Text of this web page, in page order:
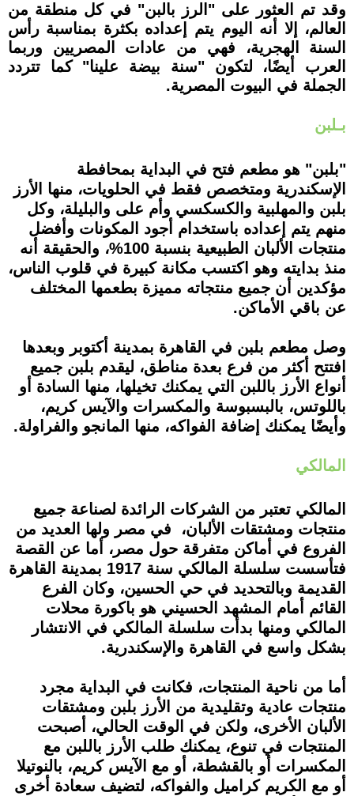
وقد تم العثور على "الرز بالبن" في كل منطقة من
العالم، إلا أنه اليوم يتم إعداده بكثرة بمناسبة رأس
السنة الهجرية، فهي من عادات المصريين وربما
العرب أيضًا، لتكون "سنة بيضة علينا" كما تتردد
الجملة في البيوت المصرية.
بـلبن
"بلبن" هو مطعم فتح في البداية بمحافطة
الإسكندرية ومتخصص فقط في الحلويات، منها الأرز
بلبن والمهلبية والكسكسي وأم على والبليلة، وكل
منهم يتم إعداده باستخدام أجود المكونات وأفضل
منتجات الألبان الطبيعية بنسبة 100%، والحقيقة أنه
منذ بدايته وهو اكتسب مكانة كبيرة في قلوب الناس،
مؤكدين أن جميع منتجاته مميزة بطعمها المختلف
عن باقي الأماكن.
وصل مطعم بلبن في القاهرة بمدينة أكتوبر وبعدها
افتتح أكثر من فرع بعدة مناطق، ليقدم بلبن جميع
أنواع الأرز باللبن التي يمكنك تخيلها، منها السادة أو
باللوتس، بالبسبوسة والمكسرات والآيس كريم،
وأيضًا يمكنك إضافة الفواكه، منها المانجو والفراولة.
المالكي
المالكي تعتبر من الشركات الرائدة لصناعة جميع
منتجات ومشتقات الألبان، في مصر ولها العديد من
الفروع في أماكن متفرقة حول مصر، أما عن القصة
فتأسست سلسلة المالكي سنة 1917 بمدينة القاهرة
القديمة وبالتحديد في حي الحسين، وكان الفرع
القائم أمام المشهد الحسيني هو باكورة محلات
المالكي ومنها بدأت سلسلة المالكي في الانتشار
بشكل واسع في القاهرة والإسكندرية.
أما من ناحية المنتجات، فكانت في البداية مجرد
منتجات عادية وتقليدية من الأرز بلبن ومشتقات
الألبان الأخرى، ولكن في الوقت الحالي، أصبحت
المنتجات في تنوع، يمكنك طلب الأرز باللبن مع
المكسرات أو بالقشطة، أو مع الآيس كريم، بالنوتيلا
أو مع الكريم كراميل والفواكه، لتضيف سعادة أخرى